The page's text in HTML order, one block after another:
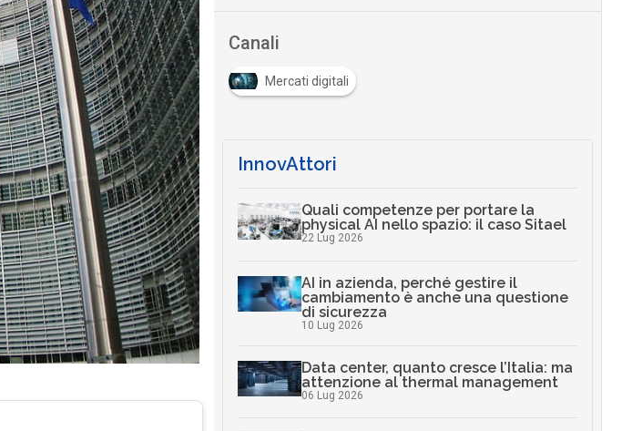
Canali
Mercati digitali
InnovAttori
Quali competenze per portare la
physical AI nello spazio: il caso Sitael
22 Lug 2026
AI in azienda, perché gestire il
cambiamento è anche una questione
di sicurezza
10 Lug 2026
Data center, quanto cresce l’Italia: ma
attenzione al thermal management
06 Lug 2026